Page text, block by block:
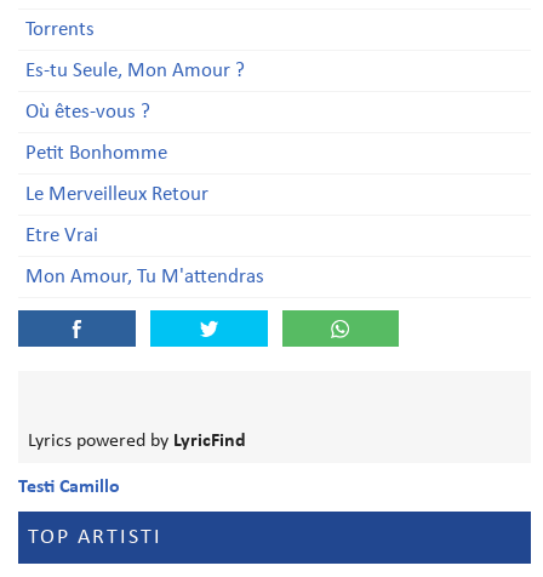
Torrents
Es-tu Seule, Mon Amour ?
Où êtes-vous ?
Petit Bonhomme
Le Merveilleux Retour
Etre Vrai
Mon Amour, Tu M'attendras
Lyrics powered by LyricFind
Testi Camillo
TOP ARTISTI